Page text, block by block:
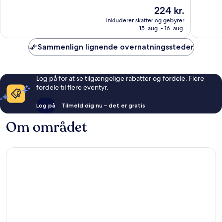
anmeldelser
Prisen
224 kr.
224 kr.
inkluderer skatter og gebyrer
15. aug. - 16. aug.
Sammenlign lignende overnatningssteder
Log på for at se tilgængelige rabatter og fordele. Flere
fordele til flere eventyr.
Log på Tilmeld dig nu – det er gratis
Om området